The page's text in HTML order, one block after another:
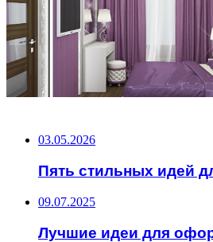
03.05.2026
Пять стильных идей
09.07.2025
Лучшие идеи для